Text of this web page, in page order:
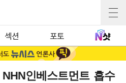
섹션 포토
인베스트먼트 흡수